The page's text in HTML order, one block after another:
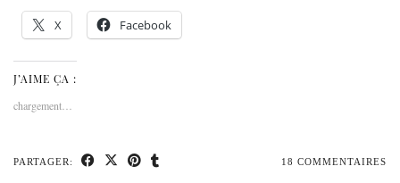
X Facebook
J’AIME ÇA :
chargement…
PARTAGER: 18 COMMENTAIRES